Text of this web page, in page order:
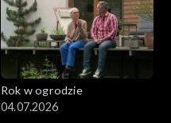
Rok w ogrodzie
04.07.2026